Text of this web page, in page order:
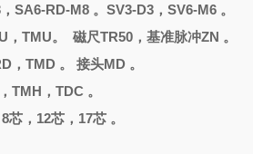
SA6-RD-M8 。SV3-D3，SV6-M6 。
，TMU。 磁尺TR50，基准脉冲ZN 。
，TMD 。 接头MD 。
TMH，TDC 。
芯，12芯，17芯 。